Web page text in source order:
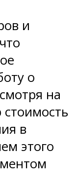
и
о
на
в
этого